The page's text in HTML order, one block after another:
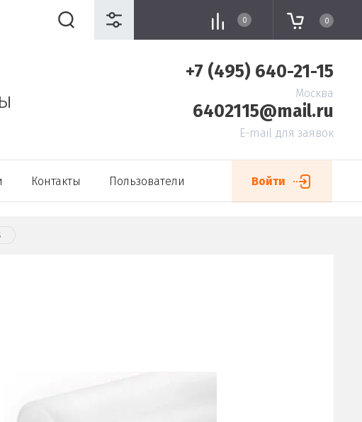
Контакты Пользователи Войти
+7 (495) 640-21-15
Москва
6402115@mail.ru
E-mail для заявок
0 0